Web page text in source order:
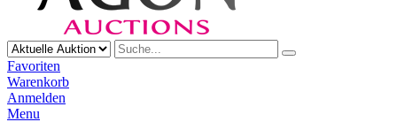
Favoriten
Warenkorb
Anmelden
Menu